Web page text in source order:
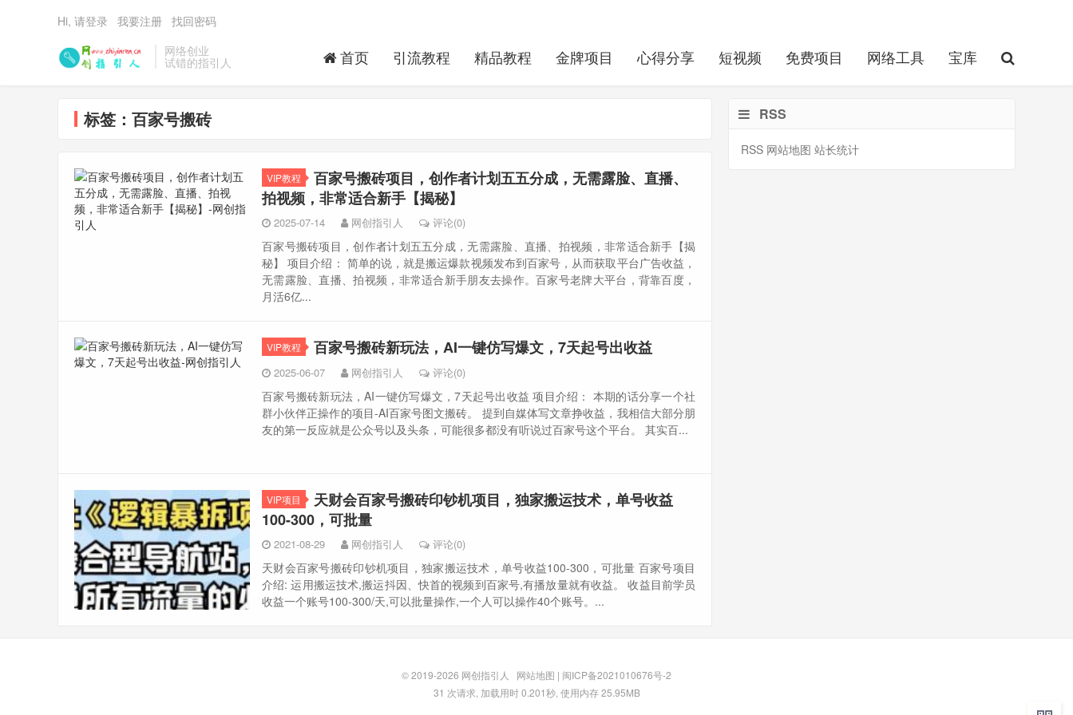
网络创业
试错的指引人 首页 引流教程 精品教程 金牌项目 心得分享 短视频 免费项目 网络工具 宝库
Hi, 请登录 我要注册 找回密码
标签：百家号搬砖
VIP教程
百家号搬砖项目，创作者计划五五分成，无需露脸、直播、
拍视频，非常适合新手【揭秘】
2025-07-14 网创指引人 评论(0)
百家号搬砖项目，创作者计划五五分成，无需露脸、直播、拍视频，非常适合新手【揭
秘】 项目介绍： 简单的说，就是搬运爆款视频发布到百家号，从而获取平台广告收益，
无需露脸、直播、拍视频，非常适合新手朋友去操作。百家号老牌大平台，背靠百度，
月活6亿...
VIP教程 百家号搬砖新玩法，AI一键仿写爆文，7天起号出收益
2025-06-07 网创指引人 评论(0)
百家号搬砖新玩法，AI一键仿写爆文，7天起号出收益 项目介绍： 本期的话分享一个社
群小伙伴正操作的项目-AI百家号图文搬砖。 提到自媒体写文章挣收益，我相信大部分朋
友的第一反应就是公众号以及头条，可能很多都没有听说过百家号这个平台。 其实百...
VIP项目
天财会百家号搬砖印钞机项目，独家搬运技术，单号收益
100-300，可批量
2021-08-29 网创指引人 评论(0)
天财会百家号搬砖印钞机项目，独家搬运技术，单号收益100-300，可批量 百家号项目
介绍: 运用搬运技术,搬运抖因、快首的视频到百家号,有播放量就有收益。 收益目前学员
收益一个账号100-300/天,可以批量操作,一个人可以操作40个账号。...
RSS
RSS 网站地图 站长统计
© 2019-2026 网创指引人 网站地图 | 闽ICP备2021010676号-2
31 次请求, 加载用时 0.201秒, 使用内存 25.95MB